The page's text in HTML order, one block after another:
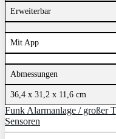
Erweiterbar
Mit App
Abmessungen
36,4 x 31,2 x 11,6 cm
Funk Alarmanlage / großer
Sensoren